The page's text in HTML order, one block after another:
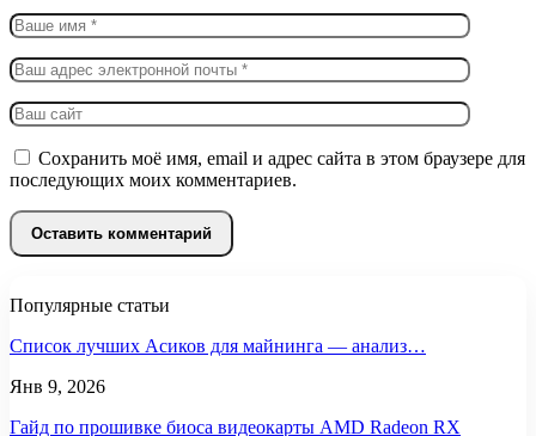
Сохранить моё имя, email и адрес сайта в этом браузере для
последующих моих комментариев.
Популярные статьи
Список лучших Асиков для майнинга — анализ…
Янв 9, 2026
Гайд по прошивке биоса видеокарты AMD Radeon RX